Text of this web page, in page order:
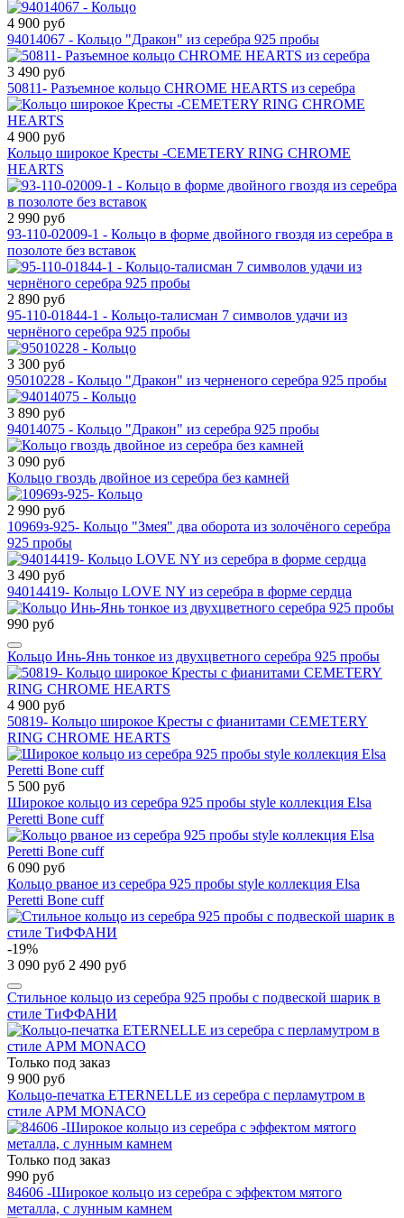
4 900 руб
94014067 - Кольцо "Дракон" из серебра 925 пробы
3 490 руб
50811- Разъемное кольцо CHROME HEARTS из серебра
4 900 руб
Кольцо широкое Кресты -CEMETERY RING CHROME
HEARTS
2 990 руб
93-110-02009-1 - Кольцо в форме двойного гвоздя из серебра в
позолоте без вставок
2 890 руб
95-110-01844-1 - Кольцо-талисман 7 символов удачи из
чернёного серебра 925 пробы
3 300 руб
95010228 - Кольцо "Дракон" из черненого серебра 925 пробы
3 890 руб
94014075 - Кольцо "Дракон" из серебра 925 пробы
3 090 руб
Кольцо гвоздь двойное из серебра без камней
2 990 руб
10969з-925- Кольцо "Змея" два оборота из золочёного серебра
925 пробы
3 490 руб
94014419- Кольцо LOVE NY из серебра в форме сердца
990 руб
Кольцо Инь-Янь тонкое из двухцветного серебра 925 пробы
4 900 руб
50819- Кольцо широкое Кресты с фианитами CEMETERY
RING CHROME HEARTS
5 500 руб
Широкое кольцо из серебра 925 пробы style коллекция Elsa
Peretti Bone cuff
6 090 руб
Кольцо рваное из серебра 925 пробы style коллекция Elsa
Peretti Bone cuff
-19%
3 090 руб 2 490 руб
Стильное кольцо из серебра 925 пробы с подвеской шарик в
стиле ТиФФАНИ
Только под заказ
9 900 руб
Кольцо-печатка ETERNELLE из серебра с перламутром в
стиле APM MONACO
Только под заказ
990 руб
84606 -Широкое кольцо из серебра с эффектом мятого
металла, с лунным камнем